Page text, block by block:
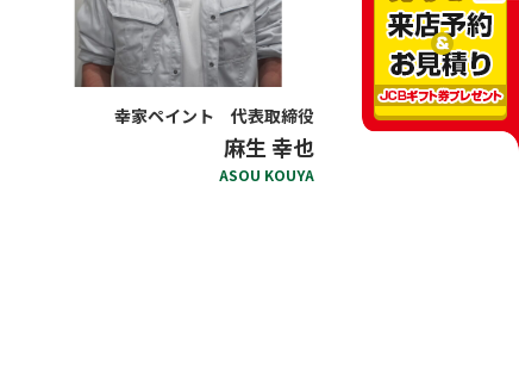
幸家ペイント 代表取締役
麻生 幸也
ASOU KOUYA